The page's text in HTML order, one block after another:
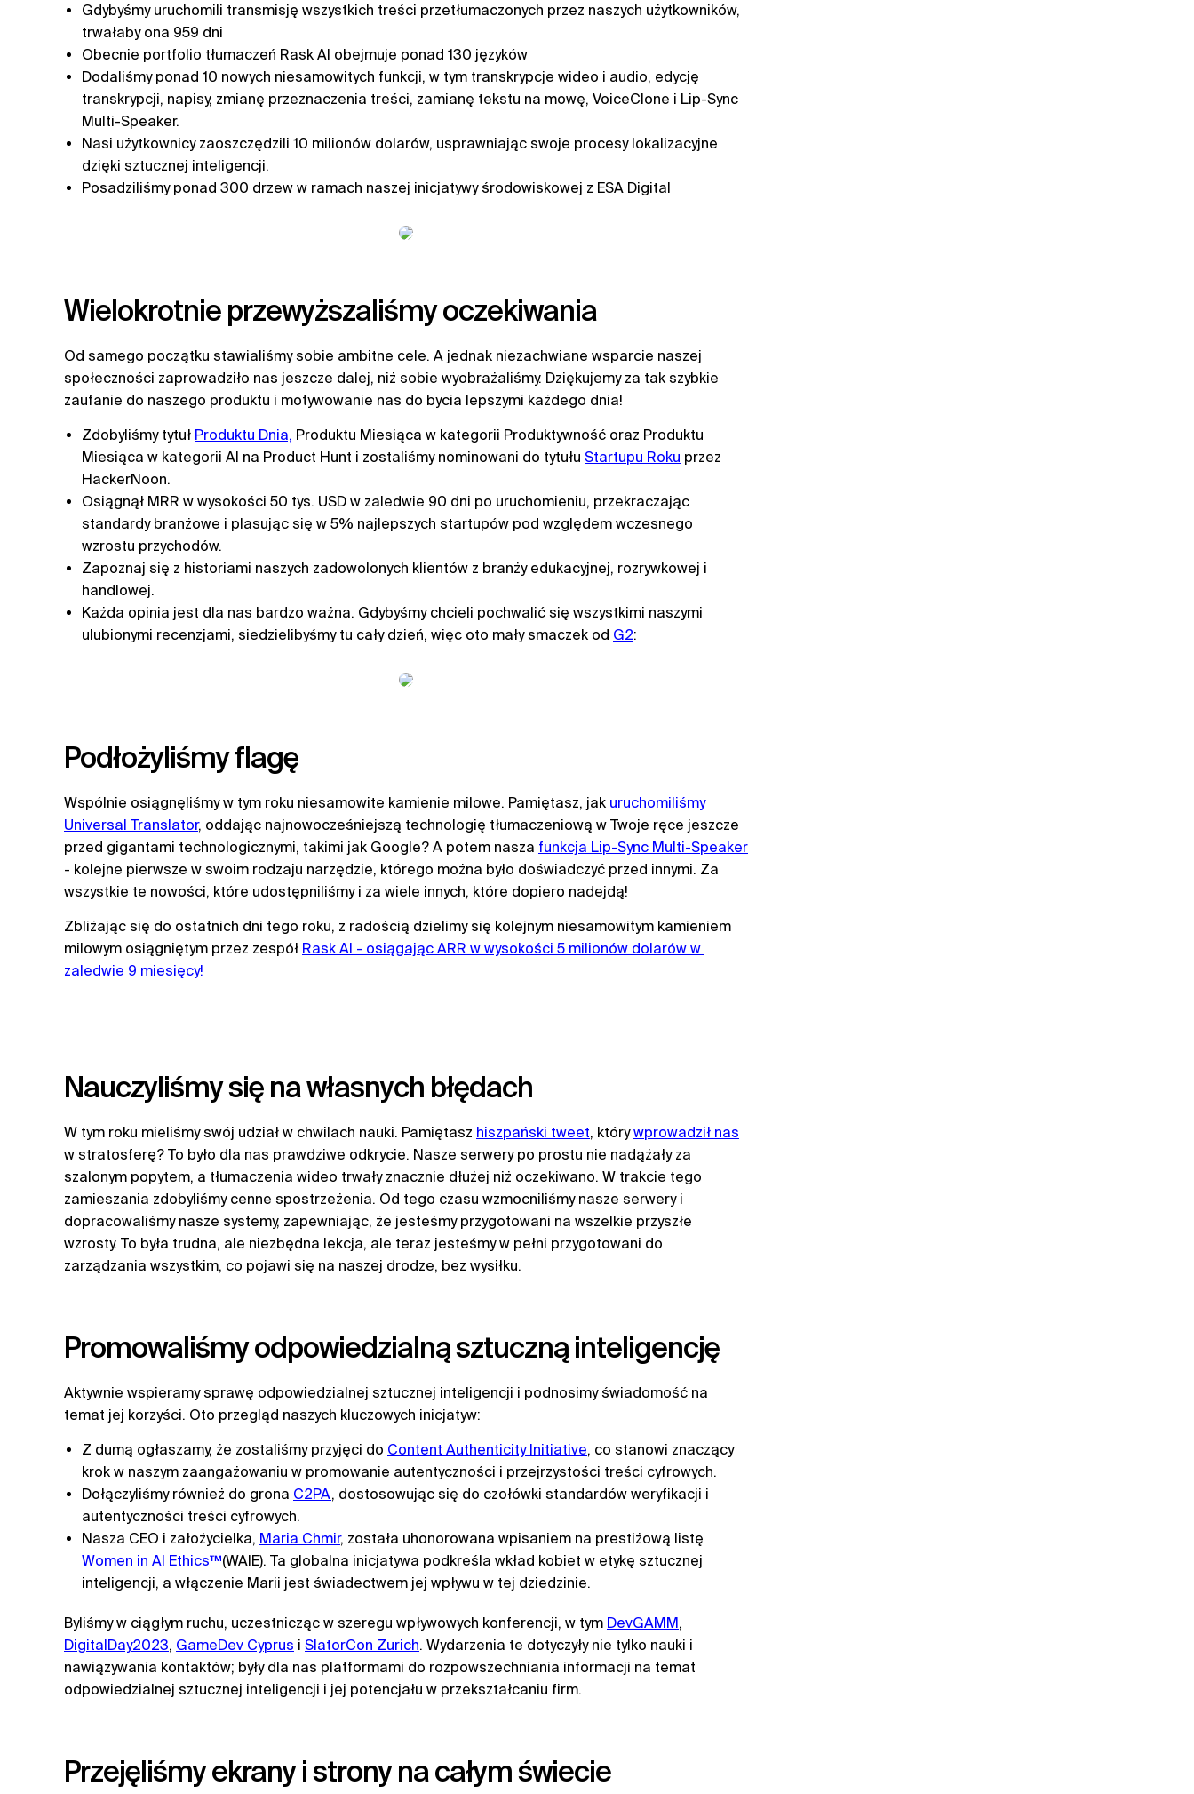
Gdybyśmy uruchomili transmisję wszystkich treści przetłumaczonych przez naszych użytkowników,
trwałaby ona 959 dni
Obecnie portfolio tłumaczeń Rask AI obejmuje ponad 130 języków
Dodaliśmy ponad 10 nowych niesamowitych funkcji, w tym transkrypcje wideo i audio, edycję
transkrypcji, napisy, zmianę przeznaczenia treści, zamianę tekstu na mowę, VoiceClone i Lip-Sync
Multi-Speaker.
Nasi użytkownicy zaoszczędzili 10 milionów dolarów, usprawniając swoje procesy lokalizacyjne
dzięki sztucznej inteligencji.
Posadziliśmy ponad 300 drzew w ramach naszej inicjatywy środowiskowej z ESA Digital
Wielokrotnie przewyższaliśmy oczekiwania
Od samego początku stawialiśmy sobie ambitne cele. A jednak niezachwiane wsparcie naszej
społeczności zaprowadziło nas jeszcze dalej, niż sobie wyobrażaliśmy. Dziękujemy za tak szybkie
zaufanie do naszego produktu i motywowanie nas do bycia lepszymi każdego dnia!
Zdobyliśmy tytuł Produktu Dnia, Produktu Miesiąca w kategorii Produktywność oraz Produktu
Miesiąca w kategorii AI na Product Hunt i zostaliśmy nominowani do tytułu Startupu Roku przez
HackerNoon.
Osiągnął MRR w wysokości 50 tys. USD w zaledwie 90 dni po uruchomieniu, przekraczając
standardy branżowe i plasując się w 5% najlepszych startupów pod względem wczesnego
wzrostu przychodów.
Zapoznaj się z historiami naszych zadowolonych klientów z branży edukacyjnej, rozrywkowej i
handlowej.
Każda opinia jest dla nas bardzo ważna. Gdybyśmy chcieli pochwalić się wszystkimi naszymi
ulubionymi recenzjami, siedzielibyśmy tu cały dzień, więc oto mały smaczek od G2:
Podłożyliśmy flagę
Wspólnie osiągnęliśmy w tym roku niesamowite kamienie milowe. Pamiętasz, jak uruchomiliśmy
Universal Translator, oddając najnowocześniejszą technologię tłumaczeniową w Twoje ręce jeszcze
przed gigantami technologicznymi, takimi jak Google? A potem nasza funkcja Lip-Sync Multi-Speaker
- kolejne pierwsze w swoim rodzaju narzędzie, którego można było doświadczyć przed innymi. Za
wszystkie te nowości, które udostępniliśmy i za wiele innych, które dopiero nadejdą!
Zbliżając się do ostatnich dni tego roku, z radością dzielimy się kolejnym niesamowitym kamieniem
milowym osiągniętym przez zespół Rask AI - osiągając ARR w wysokości 5 milionów dolarów w
zaledwie 9 miesięcy!
Nauczyliśmy się na własnych błędach
W tym roku mieliśmy swój udział w chwilach nauki. Pamiętasz hiszpański tweet, którywprowadził nas
w stratosferę? To było dla nas prawdziwe odkrycie. Nasze serwery po prostu nie nadążały za
szalonym popytem, a tłumaczenia wideo trwały znacznie dłużej niż oczekiwano. W trakcie tego
zamieszania zdobyliśmy cenne spostrzeżenia. Od tego czasu wzmocniliśmy nasze serwery i
dopracowaliśmy nasze systemy, zapewniając, że jesteśmy przygotowani na wszelkie przyszłe
wzrosty. To była trudna, ale niezbędna lekcja, ale teraz jesteśmy w pełni przygotowani do
zarządzania wszystkim, co pojawi się na naszej drodze, bez wysiłku.
Promowaliśmy odpowiedzialną sztuczną inteligencję
Aktywnie wspieramy sprawę odpowiedzialnej sztucznej inteligencji i podnosimy świadomość na
temat jej korzyści. Oto przegląd naszych kluczowych inicjatyw:
Z dumą ogłaszamy, że zostaliśmy przyjęci do Content Authenticity Initiative, co stanowi znaczący
krok w naszym zaangażowaniu w promowanie autentyczności i przejrzystości treści cyfrowych.
Dołączyliśmy również do grona C2PA, dostosowując się do czołówki standardów weryfikacji i
autentyczności treści cyfrowych.
Nasza CEO i założycielka, Maria Chmir, została uhonorowana wpisaniem na prestiżową listę
Women in AI Ethics™(WAIE). Ta globalna inicjatywa podkreśla wkład kobiet w etykę sztucznej
inteligencji, a włączenie Marii jest świadectwem jej wpływu w tej dziedzinie.
Byliśmy w ciągłym ruchu, uczestnicząc w szeregu wpływowych konferencji, w tym DevGAMM,
DigitalDay2023, GameDev Cyprus i SlatorCon Zurich. Wydarzenia te dotyczyły nie tylko nauki i
nawiązywania kontaktów; były dla nas platformami do rozpowszechniania informacji na temat
odpowiedzialnej sztucznej inteligencji i jej potencjału w przekształcaniu firm.
Przejęliśmy ekrany i strony na całym świecie